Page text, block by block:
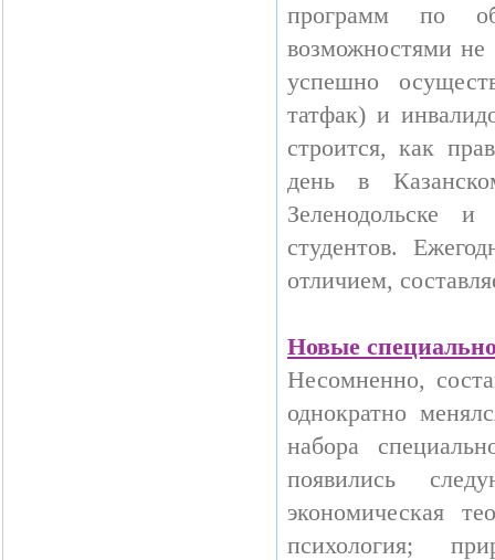
программ по
возможностями не
успешно
татфак) и
строится, как
день в
Зеленодольске
студентов.
отличием,
Новые
Несомненно,
однократно
набора
появились
экономическая
психология;